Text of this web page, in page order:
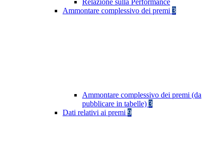
Relazione sulla Performance
Ammontare complessivo dei premi 3
Ammontare complessivo dei premi (da
pubblicare in tabelle) 3
Dati relativi ai premi 9